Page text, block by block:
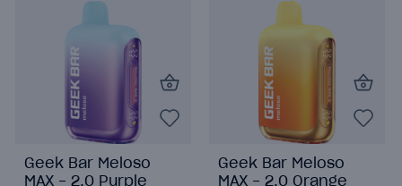
Geek Bar Meloso
MAX - 2.0 Purple
Geek Bar Meloso
MAX - 2.0 Orange